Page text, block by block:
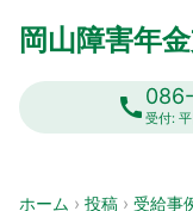
岡山障害年
call 受付:
ホーム › 投稿 › 受給事